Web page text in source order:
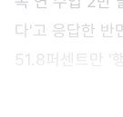
다'고 응답한 반
51.8퍼센트만 '